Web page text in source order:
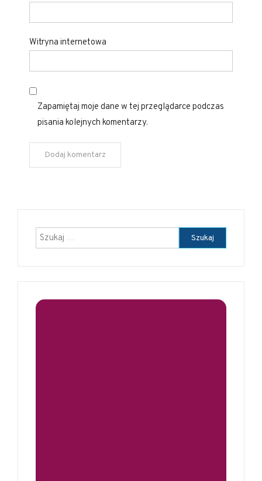
Witryna internetowa
Zapamiętaj moje dane w tej przeglądarce podczas
pisania kolejnych komentarzy.